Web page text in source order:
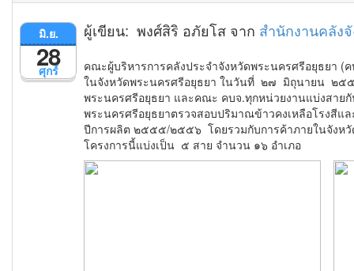
ศุกร์
มิ.ย.
28
ผู้เขียน: พงศ์สิริ อภัยโส จาก สำนักงานคลัง
คณะผู้บริหารการคลังประจำจังหวัดพระนครศรีอยุธยา (
ในจังหวัดพระนครศรีอยุธยา ในวันที่ ๒๗ มิถุนายน ๒
พระนครศรีอยุธยา และคณะ คบจ.ทุกหน่วยงานแบ่งสาย
พระนครศรีอยุธยาตรวจสอบปริมาณข้าวคงเหลือโรงสีแ
ปีการผลิต ๒๕๕๕/๒๕๕๖ โดยรวมกับการค้าภายในจังห
โครงการนี้แบ่งเป็น ๕ สาย จำนวน ๑๖ อำเภอ